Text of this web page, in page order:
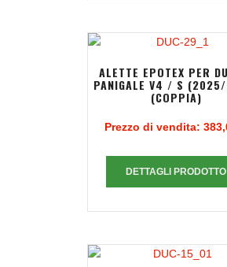
ALETTE EPOTEX PER
PANIGALE V4 / S
(COPPIA)
Prezzo di vendita:
DETTAGLI PRODOTTO